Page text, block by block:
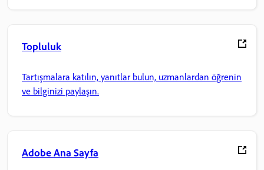
Topluluk
Tartışmalara katılın, yanıtlar bulun, uzmanlardan öğrenin
ve bilginizi paylaşın.
Adobe Ana Sayfa